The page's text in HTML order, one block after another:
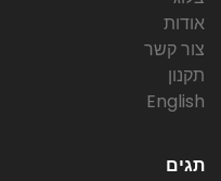
אודות
צור קשר
תקנון
English
תגים